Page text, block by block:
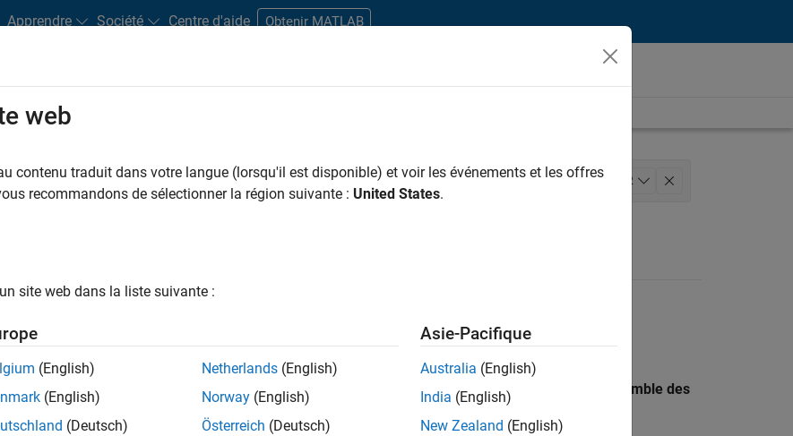
Apprendre Société Centre d'aide Obtenir MATLAB
Étudiants et carrières
Applications et outils commerciaux Infrastructure et architecture Développement de produits 2
de poste n’ont pas toutes été traduites. Effectuez une recherche par lieu pour trouver l’ensemble des
de votre région.
web
contenu traduit dans votre langue (lorsqu'il est disponible) et voir les événements et les offres
recommandons de sélectionner la région suivante : United States.
site web dans la liste suivante :
(English)
(English)
(Deutsch)
Netherlands (English)
Norway (English)
Österreich (Deutsch)
Asie-Pacifique
Australia (English)
India (English)
New Zealand (English)